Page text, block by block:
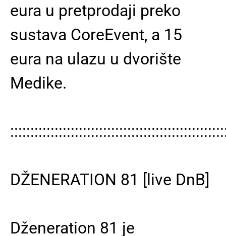
eura u pretprodaji preko
sustava CoreEvent, a 15
eura na ulazu u dvorište
Medike.
DŽENERATION 81 [live DnB]
Dženeration 81 je